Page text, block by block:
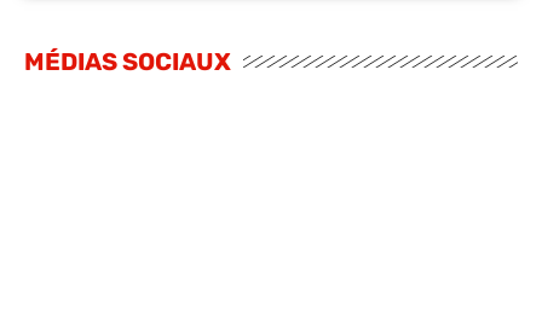
MÉDIAS SOCIAUX